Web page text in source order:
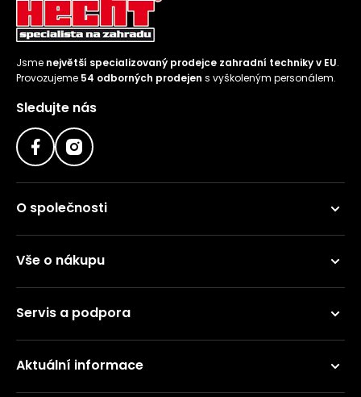
Jsme největší specializovaný prodejce zahradní techniky v EU.
Provozujeme 54 odborných prodejen s vyškoleným personálem.
Sledujte nás
O společnosti
Vše o nákupu
Servis a podpora
Aktuální informace